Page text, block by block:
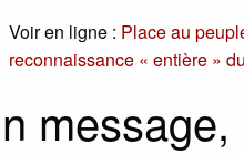
Voir en ligne : Place au
reconnaissance « entière »